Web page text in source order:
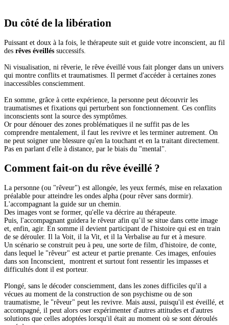
Du côté de la libération
Puissant et doux à la fois, le thérapeute suit et guide votre inconscient, au fil
des rêves éveillés successifs.
Ni visualisation, ni rêverie, le rêve éveillé vous fait plonger dans un univers
qui montre conflits et traumatismes. Il permet d'accéder à certaines zones
inaccessibles consciemment.
En somme, grâce à cette expérience, la personne peut découvrir les
traumatismes et fixations qui perturbent son fonctionnement. Ces conflits
inconscients sont la source des symptômes.
Or pour dénouer des zones problématiques il ne suffit pas de les
comprendre mentalement, il faut les revivre et les terminer autrement. On
ne peut soigner une blessure qu'en la touchant et en la traitant directement.
Pas en parlant d'elle à distance, par le biais du "mental".
Comment fait-on du rêve éveillé ?
La personne (ou "rêveur") est allongée, les yeux fermés, mise en relaxation
préalable pour atteindre les ondes alpha (pour rêver sans dormir).
L'accompagnant la guide sur un chemin.
Des images vont se former, qu'elle va décrire au thérapeute.
Puis, l'accompagnant guidera le rêveur afin qu’il se situe dans cette image
et, enfin, agir. En somme il devient participant de l'histoire qui est en train
de se dérouler. Il la Voit, il la Vit, et il la Verbalise au fur et à mesure.
Un scénario se construit peu à peu, une sorte de film, d'histoire, de conte,
dans lequel le "rêveur" est acteur et partie prenante. Ces images, enfouies
dans son Inconscient, montrent et surtout font ressentir les impasses et
difficultés dont il est porteur.
Plongé, sans le décoder consciemment, dans les zones difficiles qu'il a
vécues au moment de la construction de son psychisme ou de son
traumatisme, le "rêveur" peut les revivre. Mais aussi, puisqu'il est éveillé, et
accompagné, il peut alors oser expérimenter d'autres attitudes et d'autres
solutions que celles adoptées lorsqu'il était au moment où se sont déroulés